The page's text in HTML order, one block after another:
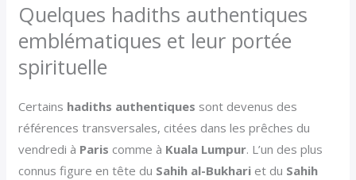
Quelques hadiths authentiques
emblématiques et leur portée
spirituelle
Certains hadiths authentiques sont devenus des
références transversales, citées dans les prêches du
vendredi à Paris comme à Kuala Lumpur. L’un des plus
connus figure en tête du Sahih al-Bukhari et du Sahih